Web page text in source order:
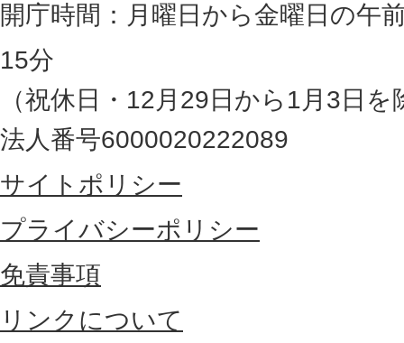
岡
県
の
最
東
部
に
置
す
開庁時間：月曜日から金曜日の午
15分
（祝休日・12月29日から1月3日を
法人番号6000020222089
サイトポリシー
プライバシーポリシー
免責事項
リンクについて